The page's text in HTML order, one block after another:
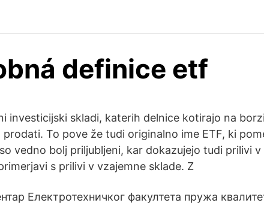
definice etf
investicijski skladi, katerih delnice kotirajo na
To pove že tudi originalno ime ETF, ki
vedno bolj priljubljeni, kar dokazujejo tudi prilivi
s prilivi v vzajemne sklade. Z
Електротехничког факултета пружа